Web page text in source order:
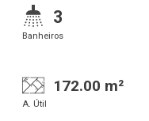
3
Banheiros
172.00 m²
A. Útil